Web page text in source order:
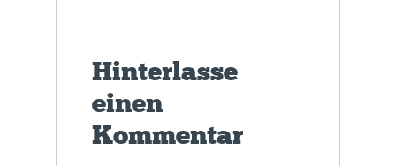
Hinterlasse
einen
Kommentar